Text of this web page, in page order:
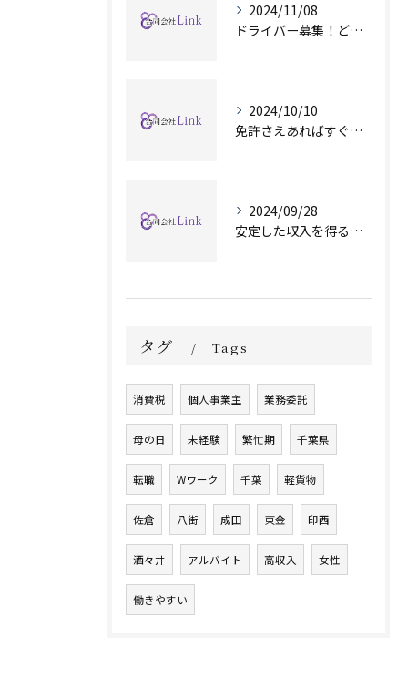
2024/11/08
ドライバー募集！どのような時間帯でも対応可能です！
2024/10/10
免許さえあればすぐ始められます！
2024/09/28
安定した収入を得るために
タグ Tags
消費税 個人事業主 業務委託
母の日 未経験 繁忙期 千葉県
転職 Wワーク 千葉 軽貨物
佐倉 八街 成田 東金 印西
酒々井 アルバイト 高収入 女性
働きやすい